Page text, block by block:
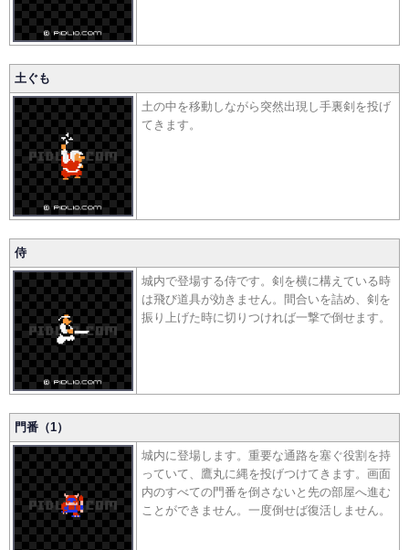
土ぐも
土の中を移動しながら突然出現し手裏剣を投げ
てきます。
侍
城内で登場する侍です。剣を横に構えている時
は飛び道具が効きません。間合いを詰め、剣を
振り上げた時に切りつければ一撃で倒せます。
門番（1）
城内に登場します。重要な通路を塞ぐ役割を持
っていて、鷹丸に縄を投げつけてきます。画面
内のすべての門番を倒さないと先の部屋へ進む
ことができません。一度倒せば復活しません。